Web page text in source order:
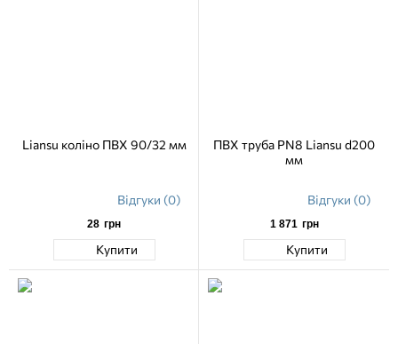
Liansu коліно ПВХ 90/32 мм
Відгуки (0)
28 грн
Купити
ПВХ труба PN8 Liansu d200
мм
Відгуки (0)
1 871 грн
Купити